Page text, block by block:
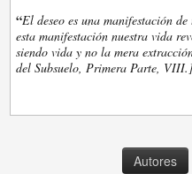
“El deseo es una manifestación
esta manifestación nuestra vida
siendo vida y no la mera
del Subsuelo, Primera Parte,
Autores